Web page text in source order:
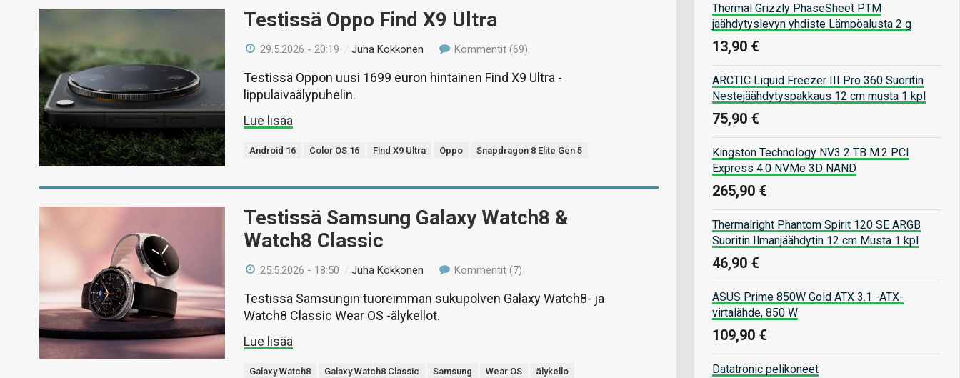
Testissä Oppo Find X9 Ultra
29.5.2026 - 20:19 /Juha Kokkonen Kommentit (69)
Testissä Oppon uusi 1699 euron hintainen Find X9 Ultra -
lippulaivaälypuhelin.
Lue lisää
Android 16 Color OS 16 Find X9 Ultra Oppo Snapdragon 8 Elite Gen 5
Testissä Samsung Galaxy Watch8 &
Watch8 Classic
25.5.2026 - 18:50 /Juha Kokkonen Kommentit (7)
Testissä Samsungin tuoreimman sukupolven Galaxy Watch8- ja
Watch8 Classic Wear OS -älykellot.
Lue lisää
Galaxy Watch8 Galaxy Watch8 Classic Samsung Wear OS älykello
Thermal Grizzly PhaseSheet PTM
jäähdytyslevyn yhdiste Lämpöalusta 2 g
13,90 €
ARCTIC Liquid Freezer III Pro 360 Suoritin
Nestejäähdytyspakkaus 12 cm musta 1 kpl
75,90 €
Kingston Technology NV3 2 TB M.2 PCI
Express 4.0 NVMe 3D NAND
265,90 €
Thermalright Phantom Spirit 120 SE ARGB
Suoritin Ilmanjäähdytin 12 cm Musta 1 kpl
46,90 €
ASUS Prime 850W Gold ATX 3.1 -ATX-
virtalähde, 850 W
109,90 €
Datatronic pelikoneet